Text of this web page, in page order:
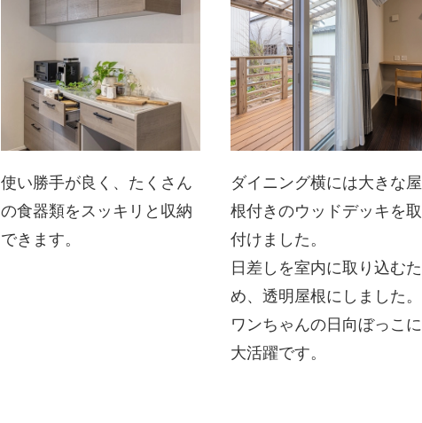
使い勝手が良く、たくさん
の食器類をスッキリと収納
できます。
ダイニング横には大きな屋
根付きのウッドデッキを取
付けました。
日差しを室内に取り込むた
め、透明屋根にしました。
ワンちゃんの日向ぼっこに
大活躍です。